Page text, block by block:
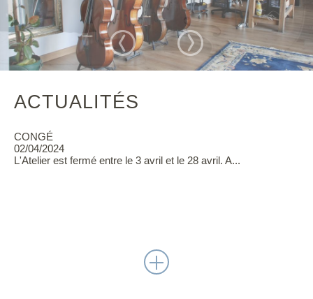
ACTUALITÉS
CONGÉ
02/04/2024
L'Atelier est fermé entre le 3 avril et le 28 avril. A...